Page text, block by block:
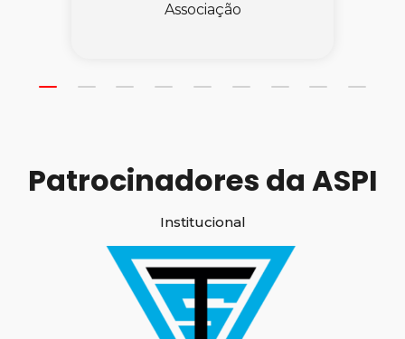
Associação
Patrocinadores da ASPI
Institucional